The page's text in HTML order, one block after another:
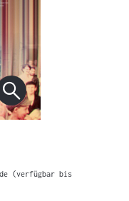
(verfügbar bis